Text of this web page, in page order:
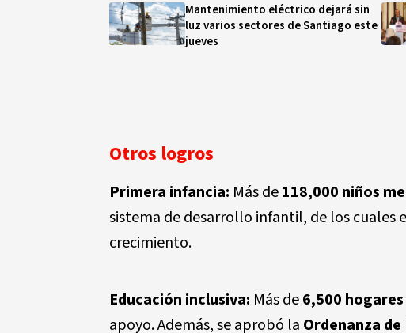
Mantenimiento eléctrico dejará sin
luz varios sectores de Santiago este
jueves
Otros logros
Primera infancia: Más de118,000 niños
sistema de desarrollo infantil, de los cuales
crecimiento.
Educación inclusiva: Más de6,500
apoyo. Además, se aprobó la Ordenanza